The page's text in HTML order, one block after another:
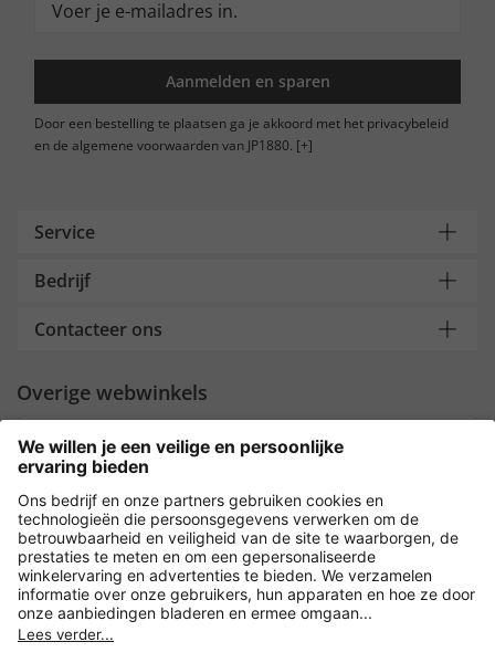
Aanmelden en sparen
Door een bestelling te plaatsen ga je akkoord met het privacybeleid
en de algemene voorwaarden van JP1880. [+]
Service
Bedrijf
Contacteer ons
Overige webwinkels
Nederland
Payment and Delivery
Versleuteling met